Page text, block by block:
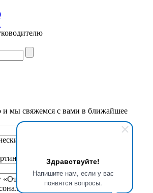
Здравствуйте!
Напишите нам, если у вас
появятся вопросы.
и мы свяжемся с вами в ближайшее
сообщений
я даю свое согласие на
данных, в соответствии с